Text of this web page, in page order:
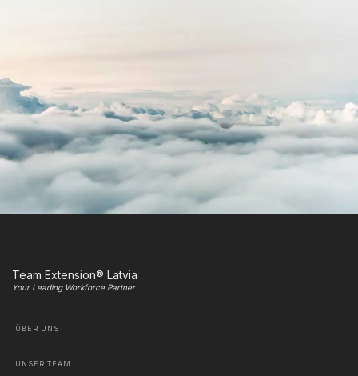
Team Extension® Latvia
Your Leading Workforce Partner
ÜBER UNS
UNSER TEAM